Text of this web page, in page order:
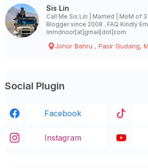
Sis Lin
Call Me Sis Lin | Married | MoM of
Blogger since 2008 . FAQ Kindly
linmdnoor[at]gmail[dot]com
Johor Bahru , Pasir Gudang,
Social Plugin
Facebook
Instagram